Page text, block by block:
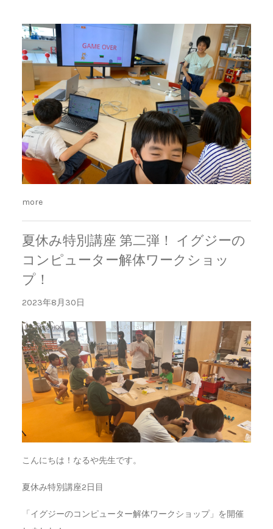
more
夏休み特別講座 第二弾！ イグジーの
コンピューター解体ワークショッ
プ！
2023年8月30日
こんにちは！なるや先生です。
夏休み特別講座2日目
「イグジーのコンピューター解体ワークショップ」を開催